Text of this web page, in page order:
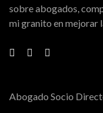
sobre abogados,
mi granito en mejorar
Abogado Socio